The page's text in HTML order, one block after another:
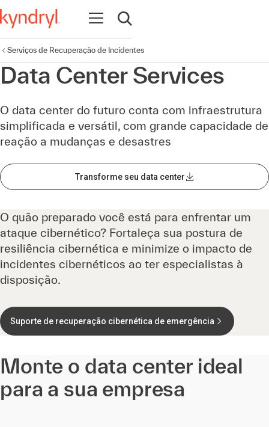
Abrir navegação
Abrir pesquisa
Serviços de Recuperação de Incidentes
Data Center Services
O data center do futuro conta com infraestrutura
simplificada e versátil, com grande capacidade de
reação a mudanças e desastres
Transforme seu data center
O quão preparado você está para enfrentar um
ataque cibernético? Fortaleça sua postura de
resiliência cibernética e minimize o impacto de
incidentes cibernéticos ao ter especialistas à
disposição.
Suporte de recuperação cibernética de emergência
Monte o data center ideal
para a sua empresa